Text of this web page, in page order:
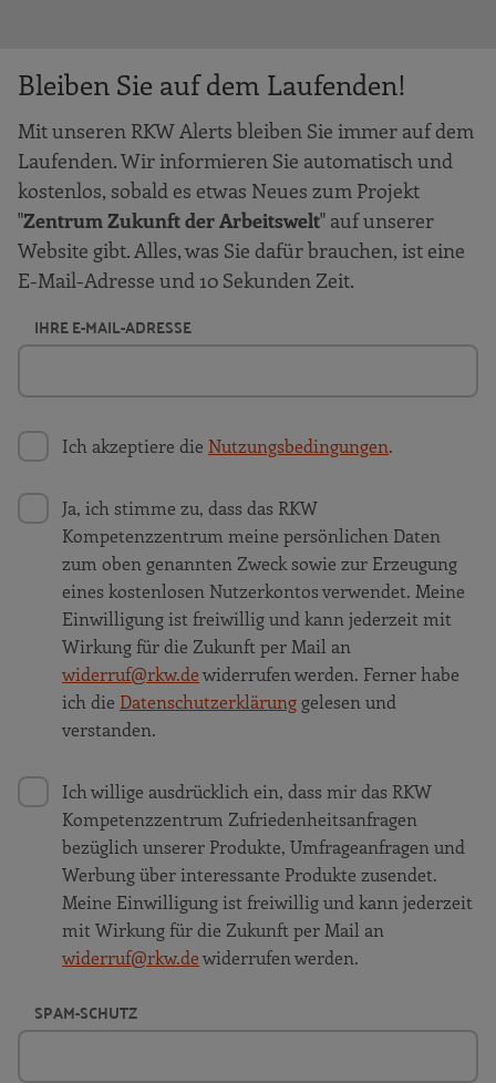
Bleiben Sie auf dem Laufenden!
Mit unseren RKW Alerts bleiben Sie immer auf dem
Laufenden. Wir informieren Sie automatisch und
kostenlos, sobald es etwas Neues zum Projekt
"Zentrum Zukunft der Arbeitswelt" auf unserer
Website gibt. Alles, was Sie dafür brauchen, ist eine
E-Mail-Adresse und 10 Sekunden Zeit.
IHRE E-MAIL-ADRESSE
Ich akzeptiere die Nutzungsbedingungen.
Ja, ich stimme zu, dass das RKW
Kompetenzzentrum meine persönlichen Daten
zum oben genannten Zweck sowie zur Erzeugung
eines kostenlosen Nutzerkontos verwendet. Meine
Einwilligung ist freiwillig und kann jederzeit mit
Wirkung für die Zukunft per Mail an
widerruf@rkw.dewiderrufen werden. Ferner habe
ich die Datenschutzerklärunggelesen und
verstanden.
Ich willige ausdrücklich ein, dass mir das RKW
Kompetenzzentrum Zufriedenheitsanfragen
bezüglich unserer Produkte, Umfrageanfragen und
Werbung über interessante Produkte zusendet.
Meine Einwilligung ist freiwillig und kann jederzeit
mit Wirkung für die Zukunft per Mail an
widerruf@rkw.dewiderrufen werden.
SPAM-SCHUTZ